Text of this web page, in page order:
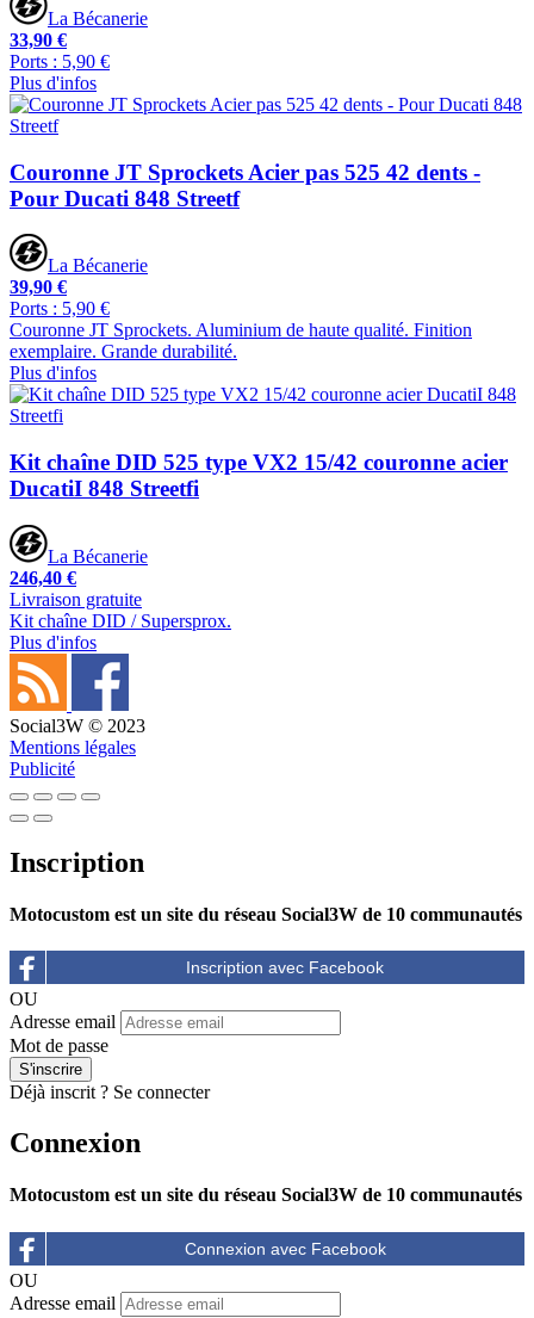
La Bécanerie
33,90 €
Ports : 5,90 €
Plus d'infos
Couronne JT Sprockets Acier pas 525 42 dents -
Pour Ducati 848 Streetf
La Bécanerie
39,90 €
Ports : 5,90 €
Couronne JT Sprockets. Aluminium de haute qualité. Finition
exemplaire. Grande durabilité.
Plus d'infos
Kit chaîne DID 525 type VX2 15/42 couronne acier
DucatiI 848 Streetfi
La Bécanerie
246,40 €
Livraison gratuite
Kit chaîne DID / Supersprox.
Plus d'infos
Social3W © 2023
Mentions légales
Publicité
Inscription
Motocustom est un site du réseau Social3W de 10 communautés
OU
Adresse email
Mot de passe
Déjà inscrit ? Se connecter
Connexion
Motocustom est un site du réseau Social3W de 10 communautés
OU
Adresse email